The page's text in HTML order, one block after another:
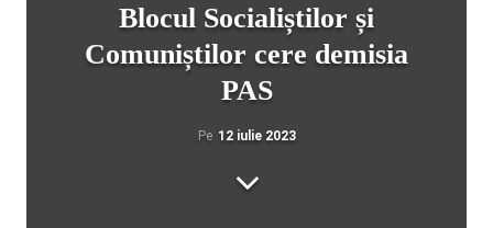
Blocul Socialiștilor și
Comuniștilor cere demisia
PAS
Pe 12 iulie 2023